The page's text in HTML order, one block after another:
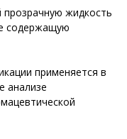
жидкость
содержащую
применяется в
анализе